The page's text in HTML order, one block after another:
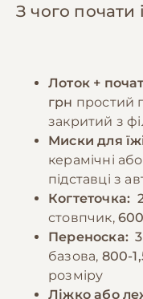
Особливу увагу
активність
та запобігання
🎁 −10% на
За
раціону,
та невелику
годувати 2-3
регулярного
годування зі
бути
корму
протягом 7-10
реакцією кота
за необхідності.
🎁 −10% на
За
З чого почати
Лоток +
грн простий
закритий з
Миски для
керамічні
підставці з
Когтеточка:
стовпчик,
Переноска:
базова, 800-
розміру
Ліжко або